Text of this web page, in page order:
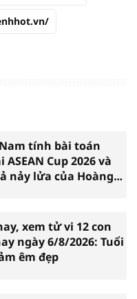
tính bài toán
Cup 2026 và
nảy lửa của Hoàng
xem tử vi 12 con
ngày 6/8/2026: Tuổi
êm đẹp